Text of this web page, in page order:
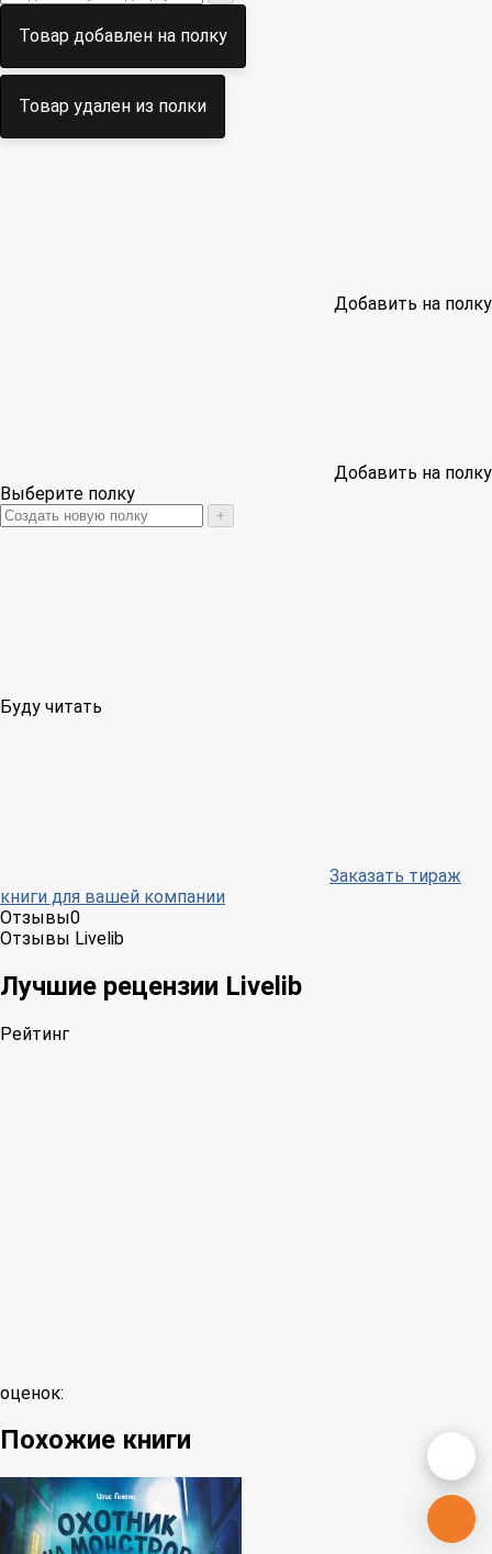
Товар добавлен на полку
Товар удален из полки
Добавить на полку
Добавить на полку
Выберите полку
+
Буду читать
Заказать тираж
книги для вашей компании
Отзывы0
Отзывы Livelib
Лучшие рецензии Livelib
Рейтинг
оценок:
Похожие книги